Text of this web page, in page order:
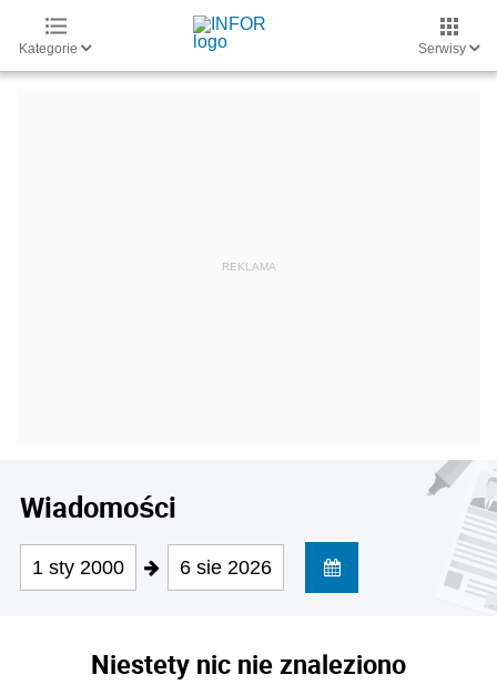
Kategorie Serwisy
Wiadomości
1 sty 2000 6 sie 2026
Niestety nic nie znaleziono